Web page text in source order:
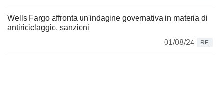
Wells Fargo affronta un'indagine governativa in materia di
antiriciclaggio, sanzioni
01/08/24
RE